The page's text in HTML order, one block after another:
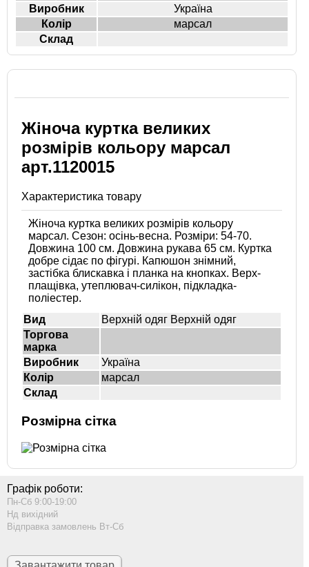
Виробник
Україна
Колір
марсал
Склад
Жіноча куртка великих
розмірів кольору марсал
арт.1120015
Характеристика товару
Жіноча куртка великих розмірів кольору
марсал. Сезон: осінь-весна. Розміри: 54-70.
Довжина 100 см. Довжина рукава 65 см. Куртка
добре сідає по фігурі. Капюшон знімний,
застібка блискавка і планка на кнопках. Верх-
плащівка, утеплювач-силікон, підкладка-
поліестер.
Вид
Верхній одяг Верхній одяг
Торгова
марка
Виробник
Україна
Колір
марсал
Склад
Розмірна сітка
Графік роботи:
Пн-Сб 9:00-19:00
Нд вихідний
Відправка замовлень Вт-Сб